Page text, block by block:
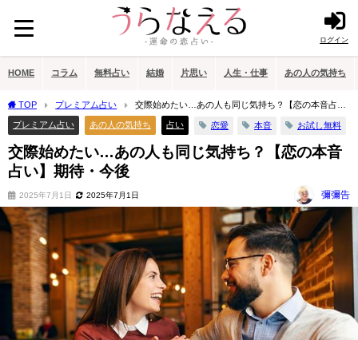
ログイン
HOME コラム 無料占い 結婚 片思い 人生・仕事 あの人の気持ち
TOP プレミアム占い
交際始めたい…あの人も同じ気持ち？【恋の本音占
い】期待・今後
プレミアム占い あの人の気持ち 占い 恋愛 本音 お試し無料
交際始めたい…あの人も同じ気持ち？【恋の本音
占い】期待・今後
2025年7月1日 2025年7月1日 彌彌告